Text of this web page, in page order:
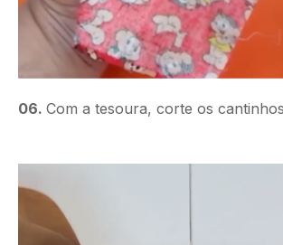
06. Com a tesoura, corte os